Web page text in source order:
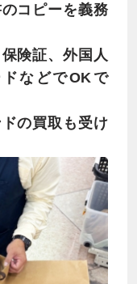
コピーを義務
険証、外国人
などでOKで
の買取も受け